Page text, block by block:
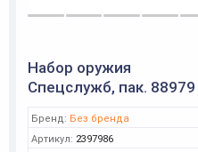
Набор оружия
Спецслужб, пак. 88979
Бренд: Без бренда
Артикул: 2397986